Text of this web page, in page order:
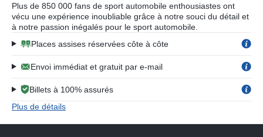
Plus de 850 000 fans de sport automobile enthousiastes ont
vécu une expérience inoubliable grâce à notre souci du détail et
à notre passion inégalés pour le sport automobile.
Places assises réservées côte à côte
Envoi immédiat et gratuit par e-mail
Billets à 100% assurés
Plus de détails